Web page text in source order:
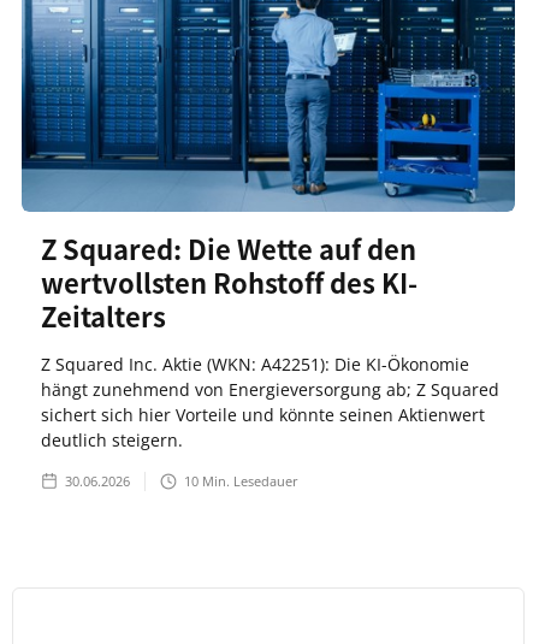
Z Squared: Die Wette auf den
wertvollsten Rohstoff des KI-
Zeitalters
Z Squared Inc. Aktie (WKN: A42251): Die KI-Ökonomie
hängt zunehmend von Energieversorgung ab; Z Squared
sichert sich hier Vorteile und könnte seinen Aktienwert
deutlich steigern.
30.06.2026 10 Min. Lesedauer